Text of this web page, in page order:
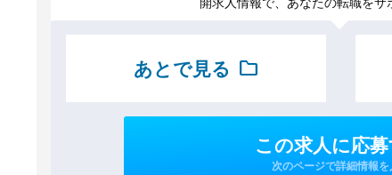
あとで見る folder
この求人に応
次のページで詳細情報を